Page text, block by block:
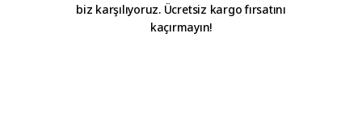
biz karşılıyoruz. Ücretsiz kargo fırsatını
kaçırmayın!